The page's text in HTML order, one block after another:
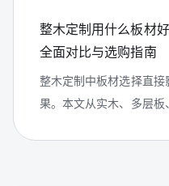
整木定制用什么板材
全面对比与选购指南
整木定制中板材选择直
果。本文从实木、多层